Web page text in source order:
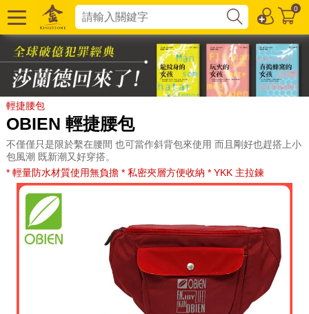
0
輕捷腰包
OBIEN 輕捷腰包
不僅僅只是限於繫在腰間 也可當作斜背包來使用 而且剛好也趕搭上小
包風潮 既新潮又好穿搭。
* 輕量防水材質使用無負擔 * 私密夾層方便收納 * YKK 主拉鍊